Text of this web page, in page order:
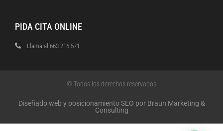
PIDA CITA ONLINE
Llama al 663 216 571
© Todos los derechos reservados
Diseñado web y posicionamiento SEO por Braun Marketing &
Consulting